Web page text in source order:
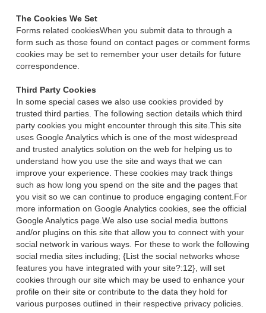
The Cookies We Set
Forms related cookiesWhen you submit data to through a
form such as those found on contact pages or comment forms
cookies may be set to remember your user details for future
correspondence.
Third Party Cookies
In some special cases we also use cookies provided by
trusted third parties. The following section details which third
party cookies you might encounter through this site.This site
uses Google Analytics which is one of the most widespread
and trusted analytics solution on the web for helping us to
understand how you use the site and ways that we can
improve your experience. These cookies may track things
such as how long you spend on the site and the pages that
you visit so we can continue to produce engaging content.For
more information on Google Analytics cookies, see the official
Google Analytics page.We also use social media buttons
and/or plugins on this site that allow you to connect with your
social network in various ways. For these to work the following
social media sites including; {List the social networks whose
features you have integrated with your site?:12}, will set
cookies through our site which may be used to enhance your
profile on their site or contribute to the data they hold for
various purposes outlined in their respective privacy policies.